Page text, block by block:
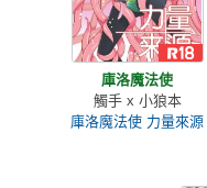
庫洛魔法使
觸手 x 小狼本
庫洛魔法使 力量來源